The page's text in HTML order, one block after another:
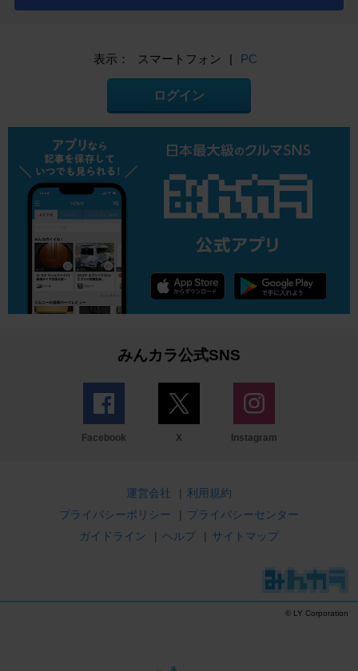
表示： スマートフォン | PC
ログイン
みんカラ公式SNS
Facebook X Instagram
運営会社 | 利用規約
プライバシーポリシー
| プライバシーセンター
ガイドライン
| ヘルプ | サイトマップ
© LY Corporation